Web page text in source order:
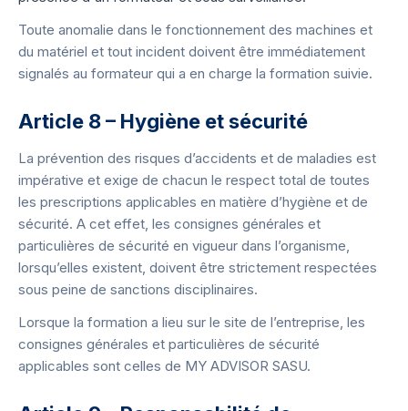
Toute anomalie dans le fonctionnement des machines et
du matériel et tout incident doivent être immédiatement
signalés au formateur qui a en charge la formation suivie.
Article 8 – Hygiène et sécurité
La prévention des risques d’accidents et de maladies est
impérative et exige de chacun le respect total de toutes
les prescriptions applicables en matière d’hygiène et de
sécurité. A cet effet, les consignes générales et
particulières de sécurité en vigueur dans l’organisme,
lorsqu’elles existent, doivent être strictement respectées
sous peine de sanctions disciplinaires.
Lorsque la formation a lieu sur le site de l’entreprise, les
consignes générales et particulières de sécurité
applicables sont celles de MY ADVISOR SASU.